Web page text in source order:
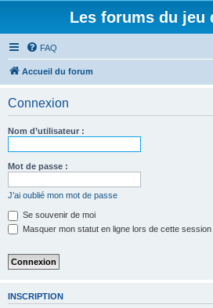
Les forums du jeu
FAQ
Accueil du forum
Connexion
Nom d’utilisateur :
Mot de passe :
J’ai oublié mon mot de passe
Se souvenir de moi
Masquer mon statut en ligne lors de cette session
INSCRIPTION